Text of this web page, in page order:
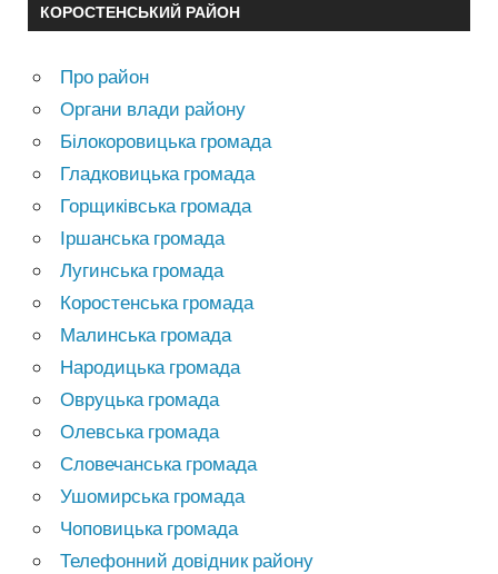
КОРОСТЕНСЬКИЙ РАЙОН
Про район
Органи влади району
Білокоровицька громада
Гладковицька громада
Горщиківська громада
Іршанська громада
Лугинська громада
Коростенська громада
Малинська громада
Народицька громада
Овруцька громада
Олевська громада
Словечанська громада
Ушомирська громада
Чоповицька громада
Телефонний довідник району